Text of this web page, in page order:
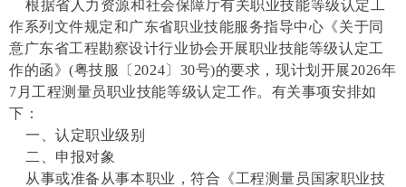
根据省人力资源和社会保障厅有关职业技能等级认定工
作系列文件规定和广东省职业技能服务指导中心《关于同
意广东省工程勘察设计行业协会开展职业技能等级认定工
作的函》(粤技服〔2024〕30号)的要求，现计划开展2026年
7月工程测量员职业技能等级认定工作。有关事项安排如
下：
一、认定职业级别
二、申报对象
从事或准备从事本职业，符合《工程测量员国家职业技